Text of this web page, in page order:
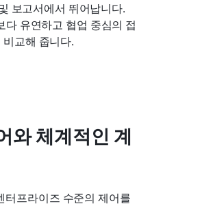
보고서에서 뛰어납니다.
다 유연하고 협업 중심의 접
교해 줍니다.
와 체계적인 계
터프라이즈 수준의 제어를